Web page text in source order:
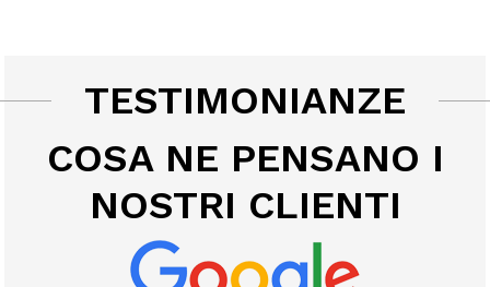
TESTIMONIANZE
COSA NE PENSANO I
NOSTRI CLIENTI